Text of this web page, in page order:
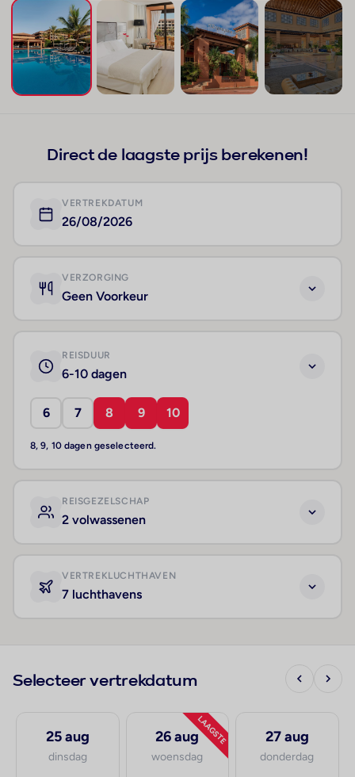
Direct de laagste prijs berekenen!
VERTREKDATUM
26/08/2026
VERZORGING
Geen Voorkeur
REISDUUR
6-10 dagen
6 7 8 9 10
8, 9, 10 dagen geselecteerd.
REISGEZELSCHAP
2 volwassenen
VERTREKLUCHTHAVEN
7 luchthavens
Selecteer vertrekdatum
25 aug
dinsdag
LAAGSTE
26 aug
woensdag
27 aug
donderdag